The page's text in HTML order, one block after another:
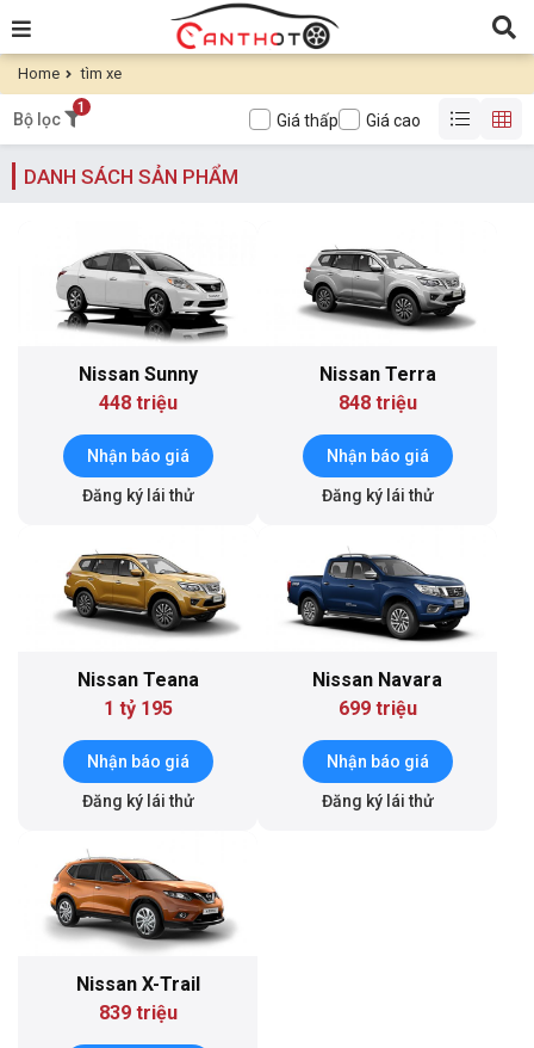
Home tìm xe
Bộ lọc
1
Giá thấp Giá cao
DANH SÁCH SẢN PHẨM
Nissan Sunny
448 triệu
Nhận báo giá
Đăng ký lái thử
Nissan Terra
848 triệu
Nhận báo giá
Đăng ký lái thử
Nissan Teana
1 tỷ 195
Nhận báo giá
Đăng ký lái thử
Nissan Navara
699 triệu
Nhận báo giá
Đăng ký lái thử
Nissan X-Trail
839 triệu